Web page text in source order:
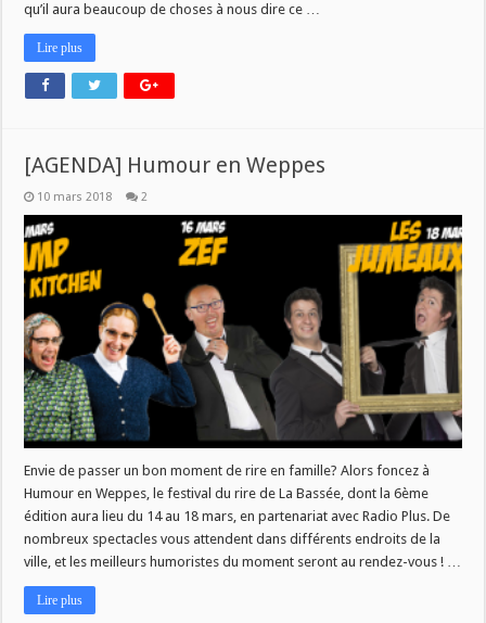
qu’il aura beaucoup de choses à nous dire ce …
Lire plus
[AGENDA] Humour en Weppes
10 mars 2018 2
Envie de passer un bon moment de rire en famille? Alors foncez à
Humour en Weppes, le festival du rire de La Bassée, dont la 6ème
édition aura lieu du 14 au 18 mars, en partenariat avec Radio Plus. De
nombreux spectacles vous attendent dans différents endroits de la
ville, et les meilleurs humoristes du moment seront au rendez-vous ! …
Lire plus